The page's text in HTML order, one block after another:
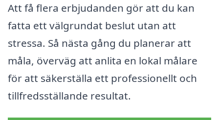
Att få flera erbjudanden gör att du kan
fatta ett välgrundat beslut utan att
stressa. Så nästa gång du planerar att
måla, överväg att anlita en lokal målare
för att säkerställa ett professionellt och
tillfredsställande resultat.